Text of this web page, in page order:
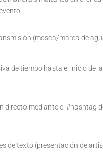
(mosca/marca de
de tiempo hasta el inicio de la
directo mediante el #hashtag
de texto (presentación de